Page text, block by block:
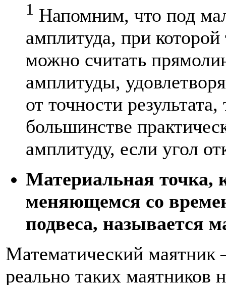
1 Напомним, что под
амплитуда, при
можно считать
амплитуды,
от точности
большинстве
амплитуду, если угол
Материальная точка,
меняющемся со
подвеса, называется
Математический маятник
реально таких маятников